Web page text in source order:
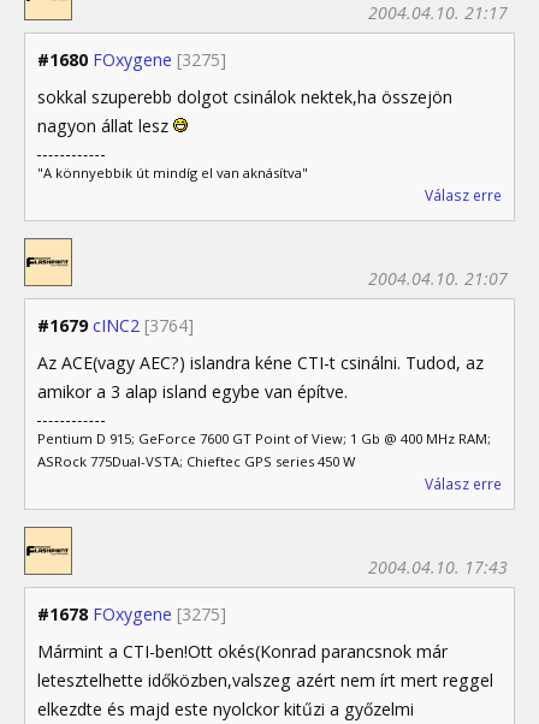
#1680 FOxygene [3275]
2004.04.10. 21:17
sokkal szuperebb dolgot csinálok nektek,ha összejön
nagyon állat lesz
"A könnyebbik út mindíg el van aknásítva"
Válasz erre
#1679 cINC2 [3764]
2004.04.10. 21:07
Az ACE(vagy AEC?) islandra kéne CTI-t csinálni. Tudod, az
amikor a 3 alap island egybe van építve.
Pentium D 915; GeForce 7600 GT Point of View; 1 Gb @ 400 MHz RAM;
ASRock 775Dual-VSTA; Chieftec GPS series 450 W
Válasz erre
#1678 FOxygene [3275]
2004.04.10. 17:43
Mármint a CTI-ben!Ott okés(Konrad parancsnok már
letesztelhette időközben,valszeg azért nem írt mert reggel
elkezdte és majd este nyolckor kitűzi a győzelmi